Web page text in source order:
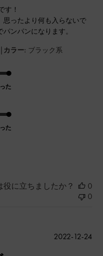
す！
思ったより何も入らないで
ンパンになります。
| カラー: ブラック系
た
た
役に立ちましたか？
0
0
公
2022-12-24